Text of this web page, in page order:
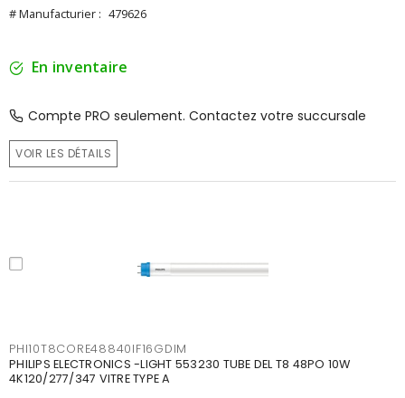
# Manufacturier : 479626
En inventaire
Compte PRO seulement. Contactez votre succursale
VOIR LES DÉTAILS
PHI10T8CORE48840IF16GDIM
PHILIPS ELECTRONICS -LIGHT 553230 TUBE DEL T8 48PO 10W
4K120/277/347 VITRE TYPE A